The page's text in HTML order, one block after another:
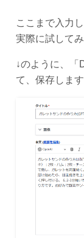
ここまで入力
実際に試して
↓のように、「
て、保存します